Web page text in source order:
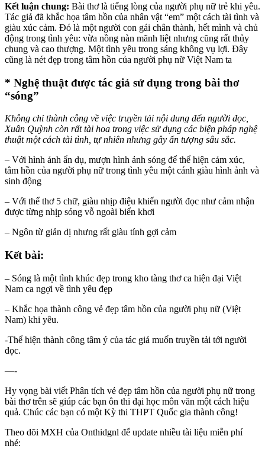
Kết luận chung: Bài thơ là tiếng lòng của người phụ nữ trẻ khi yêu.
Tác giả đã khắc họa tâm hồn của nhân vật “em” một cách tài tình và
giàu xúc cảm. Đó là một người con gái chân thành, hết mình và chủ
động trong tình yêu: vừa nồng nàn mãnh liệt nhưng cũng rất thủy
chung và cao thượng. Một tình yêu trong sáng không vụ lợi. Đây
cũng là nét đẹp trong tâm hồn của người phụ nữ Việt Nam ta
* Nghệ thuật được tác giả sử dụng trong bài thơ
“sóng”
Không chỉ thành công về việc truyền tải nội dung đến người đọc,
Xuân Quỳnh còn rất tài hoa trong việc sử dụng các biện pháp nghệ
thuật một cách tài tình, tự nhiên nhưng gây ấn tượng sâu sắc.
– Với hình ảnh ẩn dụ, mượn hình ảnh sóng để thể hiện cảm xúc,
tâm hồn của người phụ nữ trong tình yêu một cánh giàu hình ảnh và
sinh động
– Với thể thơ 5 chữ, giàu nhịp điệu khiến người đọc như cảm nhận
được từng nhịp sóng vỗ ngoài biển khơi
– Ngôn từ giản dị nhưng rất giàu tính gợi cảm
Kết bài:
– Sóng là một tình khúc đẹp trong kho tàng thơ ca hiện đại Việt
Nam ca ngợi về tình yêu đẹp
– Khắc họa thành công vẻ đẹp tâm hồn của người phụ nữ (Việt
Nam) khi yêu.
-Thể hiện thành công tâm ý của tác giả muốn truyền tải tới người
đọc.
—-
Hy vọng bài viết Phân tích vẻ đẹp tâm hồn của người phụ nữ trong
bài thơ trên sẽ giúp các bạn ôn thi đại học môn văn một cách hiệu
quả. Chúc các bạn có một Kỳ thi THPT Quốc gia thành công!
Theo dõi MXH của Onthidgnl để update nhiều tài liệu miễn phí
nhé: